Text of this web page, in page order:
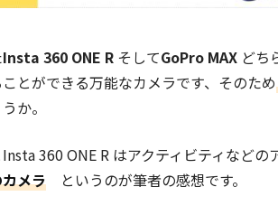
Insta 360 ONE R そしてGoPro MAX どち
とができる万能なカメラです、そのため
か。
Insta 360 ONE R はアクティビティなどの
メラ というのが筆者の感想です。